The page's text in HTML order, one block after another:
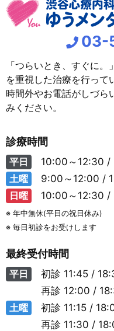
03-
「つらいとき、すぐに
を重視した治療を行って
時間外やお電話がしづら
みください。
診療時間
平日
10:00～12:30 /
土曜
9:00～12:00 /
日曜
10:00～12:30 /
※ 年中無休(平日の祝日休み)
※ 毎日初診をお受けします
最終受付時間
平日 初診 11:45 /
再診 12:00 /
土曜
初診 11:15 /
再診 11:30 /